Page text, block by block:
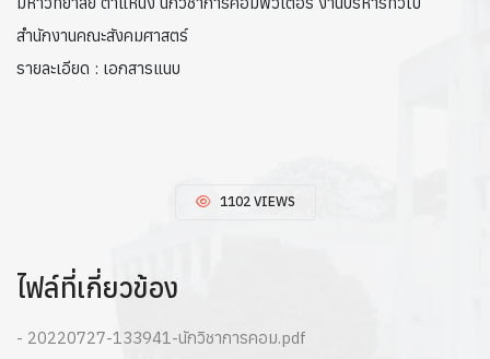
สำนักงานคณะสังคมศาสตร์
รายละเอียด : เอกสารแนบ
1102 VIEWS
ไฟล์ที่เกี่ยวข้อง
- 20220727-133941-นักวิชาการคอม.pdf